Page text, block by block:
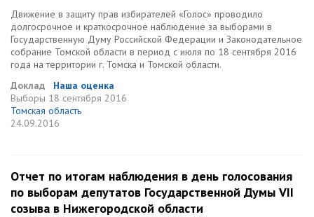
Движение в защиту прав избирателей «Голос» проводило
долгосрочное и краткосрочное наблюдение за выборами в
Государственную Думу Российской Федерации и Законодательное
собрание Томской области в период с июля по 18 сентября 2016
года на территории г. Томска и Томской области.
Доклад
Наша оценка
Выборы 18 сентября 2016
Томская область
24.09.2016
Отчет по итогам наблюдения в день голосования
по выборам депутатов Государственной Думы VII
созыва в Нижегородской области